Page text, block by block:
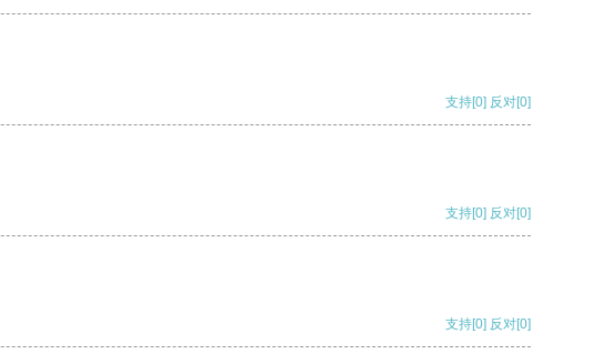
支持[0] 反对[0]
支持[0] 反对[0]
支持[0] 反对[0]